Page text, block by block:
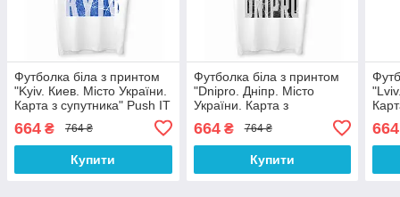
Футболка біла з принтом
"Kyiv. Киев. Місто України.
Карта з супутника" Push IT
664 ₴ 764 ₴
Купити
Футболка біла з принтом
"Dnipro. Дніпр. Місто
України. Карта з
664₴ 764 ₴
Купити
664